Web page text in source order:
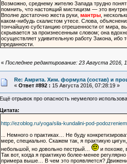
Возможно, среднему жителю Запада трудно
помнить, что настоящий мистицизм — это
Вполне достаточно жеста руки, мантры,
каком-нибудь скалистом утесе. Слова,
тончайшую субстанцию отрешенности от мира,
скрывается за произнесенным словом; она
осуществляет удивительную работу Закона, ибо
преданности.
« Последнее редактирование: 23 Августа 2016,
Re: Амрита. Хим. формула (состав) и
« Ответ #892 : 15 Августа 2016, 07:28:19 »
Ещё отрывок про опасность неумелого
Цитата:
http://ezoblog.ru/yoga/sila-kundalini-pod-
... Немного о практиках… Не буду
мере, специально. Скажем так, я практикую
небольшой, но довольно пестрый…
и похоже,
Так вот, когда я практикую более-менее
примера выше… В чем это проявляется?